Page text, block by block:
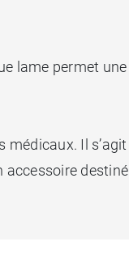
lame permet
Il s’agit
accessoire